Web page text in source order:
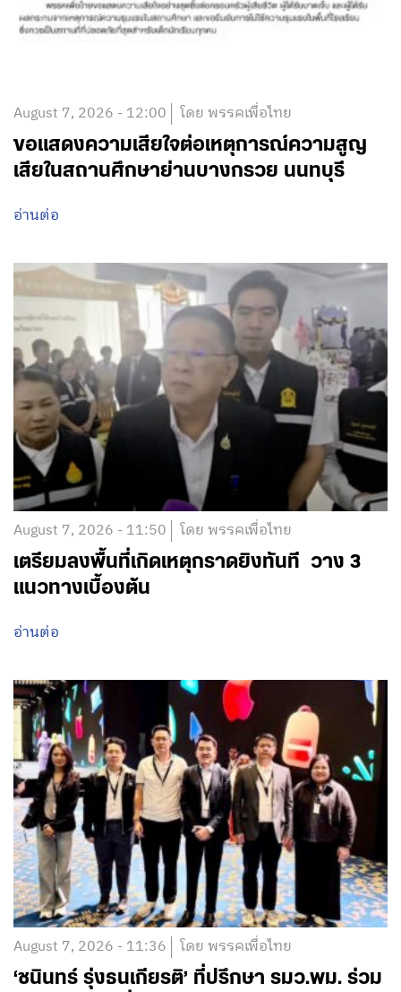
August 7, 2026 - 12:00 โดย พรรคเพื่อไทย
ขอแสดงความเสียใจต่อเหตุการณ์ความสูญ
เสียในสถานศึกษาย่านบางกรวย นนทบุรี
อ่านต่อ
August 7, 2026 - 11:50 โดย พรรคเพื่อไทย
เตรียมลงพื้นที่เกิดเหตุกราดยิงทันที วาง 3
แนวทางเบื้องต้น
อ่านต่อ
August 7, 2026 - 11:36 โดย พรรคเพื่อไทย
‘ชนินทร์ รุ่งธนเกียรติ’ ที่ปรึกษา รมว.พม. ร่วม